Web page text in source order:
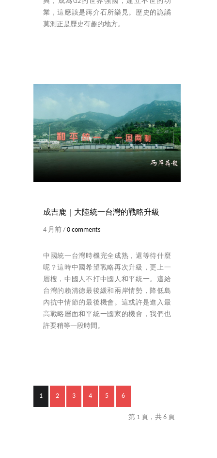
業，這應該是蔣介石所樂見。歷史的詭譎
莫測正是歷史有趣的地方。
成吉鹿｜大陸統一台灣的戰略升級
4 月前 / 0 comments
中國統一台灣時機完全成熟，還等待什麼
呢？這時中國希望戰略再次升級，更上一
層樓，中國人不打中國人和平統一。這給
台灣的賴清德最後緩和兩岸情勢，降低島
內抗中情節的最後機會。這或許是進入最
高戰略層面和平統一國家的機會，我們也
許要稍等一段時間。
1 2 3 4 5 6
第 1 頁，共 6 頁